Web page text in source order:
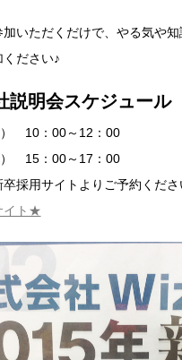
いただくだけで、やる気や知
ださい♪
明会スケジュール
10：00～12：00
15：00～17：00
採用サイトよりご予約くださ
イト★